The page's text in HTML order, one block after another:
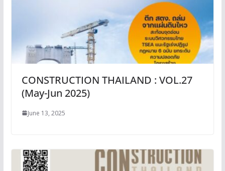
CONSTRUCTION THAILAND : VOL.27
(May-Jun 2025)
June 13, 2025